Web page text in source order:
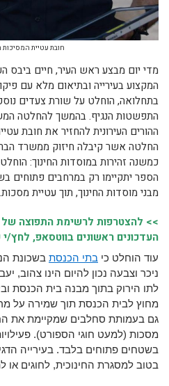
חובת עטיית המסיכות
מדי יום מבצע ראש העיר, חיים ביבס
המקצוע בעירייה ובתיאום מלא עם
בתחלואה, הוחלט על שורת צעדים
התפשטות הנגיף. בהמשך להחלטה
ההורים העירונית להחזיר את חובת
החלטה אשר קיבלה חיזוק ממשרד
כמשנה זהירות במוסדות החינוך:
הספר יתקיימו רק במרחבים פתוחים
מבני מוסדות החינוך, תוך עטיית מסכות.
>> להצטרפות לרשימת התפוצה של
העדכונים ראשונים בווטסאפ, לחץ/י
עוד הוחלט כי בתי הכנסת בשכונת
ניכר וצבעה נכון להיום הינו צהוב,
לתו הירוק בתוך מבנה בית הכנסת
מחוץ לבית הכנסת תוך שמירה על
גם בעמותת סחלבים שמקיימת את
מסכות (למעט חוגי הספורט).
בשטחים פתוחים בלבד. בעירייה
בטוב למסגרת החינוכית, לחוגים או